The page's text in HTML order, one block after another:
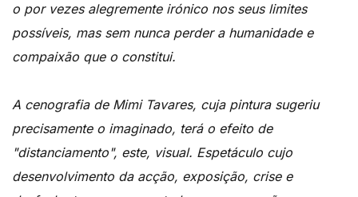
o por vezes alegremente irónico nos seus limites
possíveis, mas sem nunca perder a humanidade e
compaixão que o constitui.
A cenografia de Mimi Tavares, cuja pintura sugeriu
precisamente o imaginado, terá o efeito de
"distanciamento", este, visual. Espetáculo cujo
desenvolvimento da acção, exposição, crise e